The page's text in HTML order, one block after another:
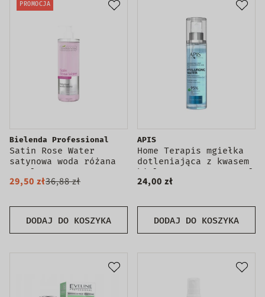
PROMOCJA
DODAJ DO KOSZYKA
Bielenda Professional
Satin Rose Water
satynowa woda różana
500ml
29,50 zł36,88 zł
DODAJ DO KOSZYKA
APIS
Home Terapis mgiełka
dotleniająca z kwasem
hialuronowym 2w1 150ml
24,00 zł